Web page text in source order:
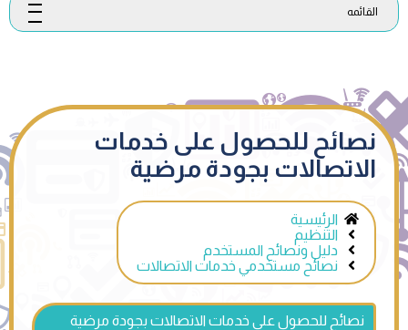
القائمه
نصائح للحصول على خدمات
الاتصالات بجودة مرضية
الرئيسية
التنظيم
دليل ونصائح المستخدم
نصائح مستخدمي خدمات الاتصالات
نصائح للحصول على خدمات الاتصالات بجودة مرضية